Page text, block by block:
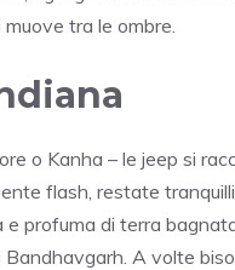
tra le ombre.
o Kanha – le jeep si
flash, restate
profuma di terra
A volte